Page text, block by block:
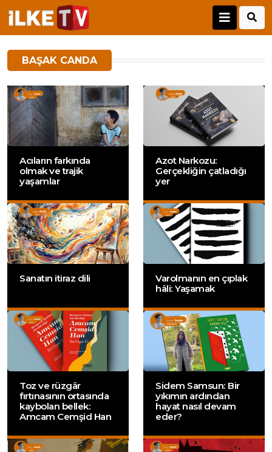
BAŞAK CANDA
Acıların farkında
olmak ve trajik
yaşamlar
Azot Narkozu:
Gerçekliğin çatladığı
yer
Sanatın itiraz dili
Varolmanın en çıplak
hâli: Yaşamak
Toz ve rüzgâr
fırtınasının ortasında
kaybolan bellek:
Amcam Cemşid Han
Sidem Samsun: Bir
yıkımın ardından
hayat nasıl devam
eder?